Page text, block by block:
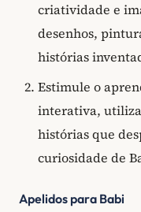
criatividade e
desenhos,
histórias
Estimule o
interativa,
histórias que
curiosidade de
Apelidos para Babi